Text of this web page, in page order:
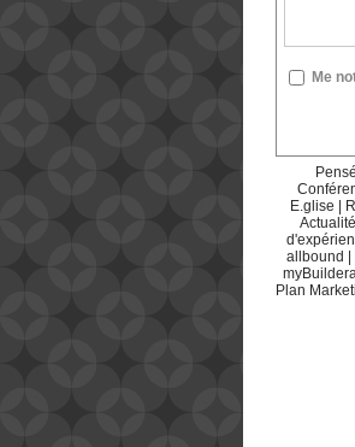
Me
E.glise
allbound
Plan